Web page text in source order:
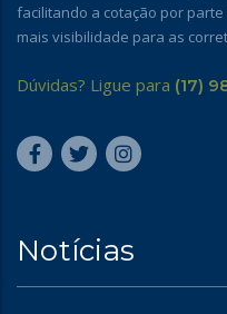
facilitando a cotação por
mais visibilidade para as
Dúvidas? Ligue para (17)
Notícias